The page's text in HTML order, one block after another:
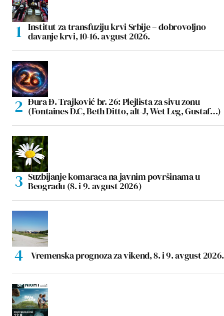
Institut za transfuziju krvi Srbije – dobrovoljno
davanje krvi, 10-16. avgust 2026.
Đura Đ. Trajković br. 26: Plejlista za sivu zonu
(Fontaines D.C, Beth Ditto, alt-J, Wet Leg, Gustaf…)
Suzbijanje komaraca na javnim površinama u
Beogradu (8. i 9. avgust 2026)
Vremenska prognoza za vikend, 8. i 9. avgust 2026.